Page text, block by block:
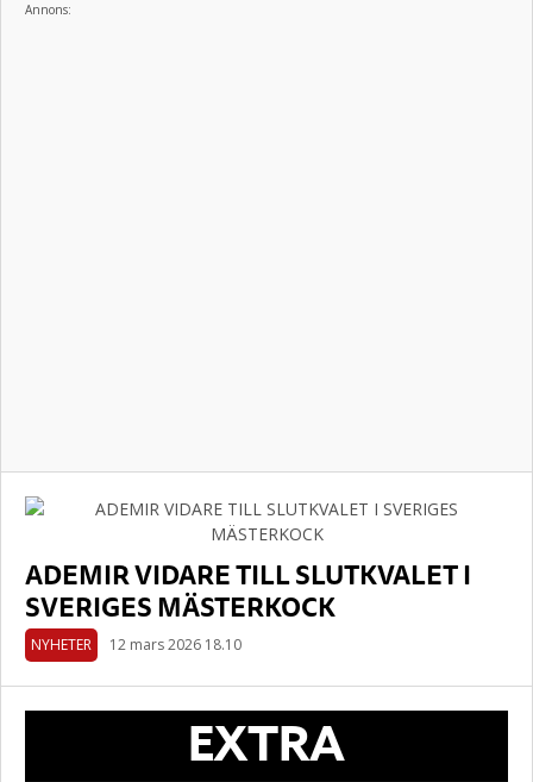
Annons:
ADEMIR VIDARE TILL SLUTKVALET I
SVERIGES MÄSTERKOCK
NYHETER 12 mars 2026 18.10
EXTRA